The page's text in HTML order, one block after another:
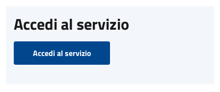
Accedi al servizio
Accedi al servizio